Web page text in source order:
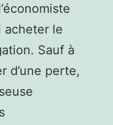
acheter le
Sauf à
d’une perte,